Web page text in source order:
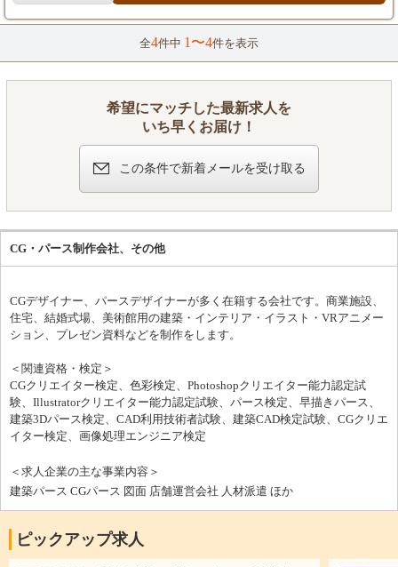
が進むよう工程を管理し、厳密な品質確認を行います。 また、現
場で作業を行うスタッフへの指導・監督も重要な役割です。 関係
各所と連携を取りながら、一つの建物の「当たり前」をゼロから
格取得支援など、万全の教育体制であなたの成長を後押ししま
す。 現場の状況は日々変化するため柔軟な対応が求められます
全4件中 1〜4件を表示
希望にマッチした最新求人を
いち早くお届け！
この条件で新着メールを受け取る
CG・パース制作会社、その他
CGデザイナー、パースデザイナーが多く在籍する会社です。商業施設、
住宅、結婚式場、美術館用の建築・インテリア・イラスト・VRアニメー
ション、プレゼン資料などを制作をします。
＜関連資格・検定＞
CGクリエイター検定、色彩検定、Photoshopクリエイター能力認定試
験、Illustratorクリエイター能力認定試験、パース検定、早描きパース、
建築3Dパース検定、CAD利用技術者試験、建築CAD検定試験、CGクリエ
イター検定、画像処理エンジニア検定
＜求人企業の主な事業内容＞
建築パース CGパース 図面 店舗運営会社 人材派遣 ほか
ピックアップ求人